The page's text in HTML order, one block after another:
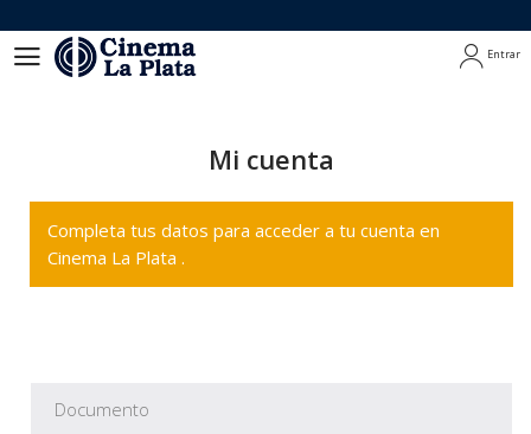
Entrar
Mi cuenta
Completa tus datos para acceder a tu cuenta en
Cinema La Plata .